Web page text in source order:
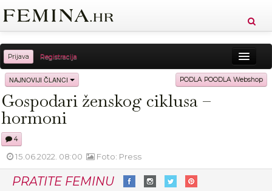
Prijava Registracija
Sreća Zdravlje Vitkost
Moda Ljubav Relax Putovanja
NAJNOVIJI ČLANCI PODLA POODLA Webshop
Gospodari ženskog ciklusa –
hormoni
4
15.06.2022. 08:00 Foto: Press
PRATITE FEMINU